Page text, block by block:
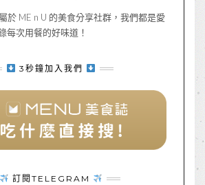
於 ME n U 的美食分享社群，我們都是愛
每次用餐的好味道！
3秒鐘加入我們
訂閱TELEGRAM